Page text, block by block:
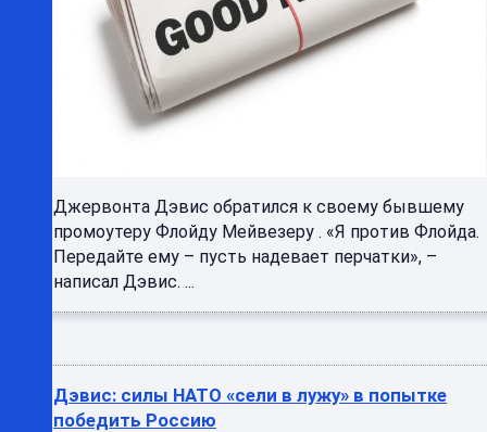
Джервонта Дэвис обратился к своему бывшему
промоутеру Флойду Мейвезеру . «Я против Флойда.
Передайте ему – пусть надевает перчатки», –
написал Дэвис. ...
Дэвис: силы НАТО «сели в лужу» в попытке
победить Россию